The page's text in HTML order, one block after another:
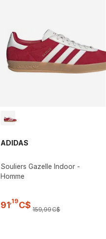
ADIDAS
Souliers Gazelle Indoor -
Homme
91 19C$ 159,99C$